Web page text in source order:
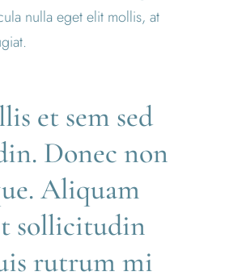
nulla eget elit mollis, at
et sem sed
Donec non
Aliquam
sollicitudin
rutrum mi